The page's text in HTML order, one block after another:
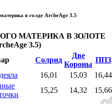
в голде ArcheAge 3.5
МАТЕРИКА В ЗОЛОТЕ
3.5)
Солрид
Две
Короны
ППЗ
16,01 15,03
16,44
15,25 14,32
15,66